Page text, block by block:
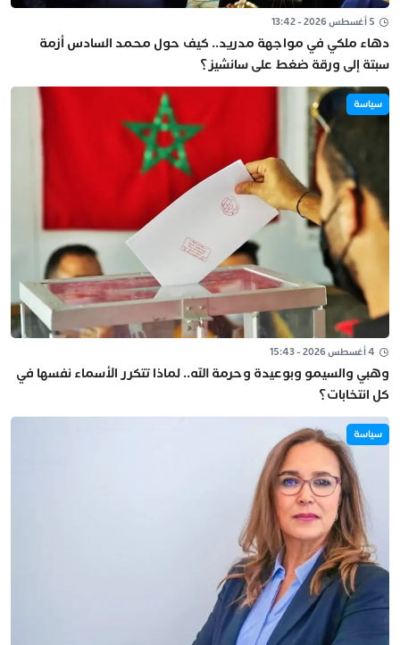
5 أغسطس 2026 - 13:42
دهاء ملكي في مواجهة مدريد.. كيف حول محمد السادس أزمة
سبتة إلى ورقة ضغط على سانشيز؟
سياسة
4 أغسطس 2026 - 15:43
وهبي والسيمو وبوعيدة وحرمة الله.. لماذا تتكرر الأسماء نفسها في
كل انتخابات؟
سياسة